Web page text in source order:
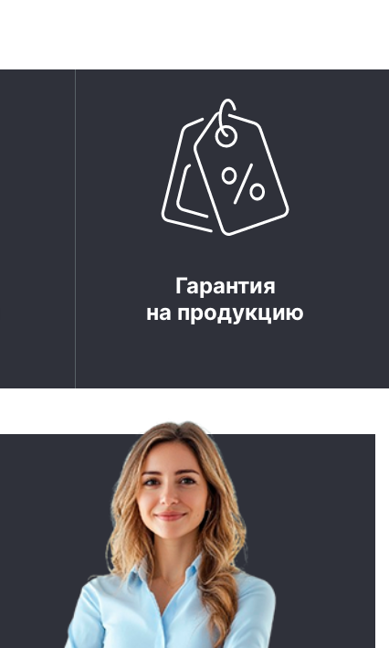
Гарантия
на продукцию